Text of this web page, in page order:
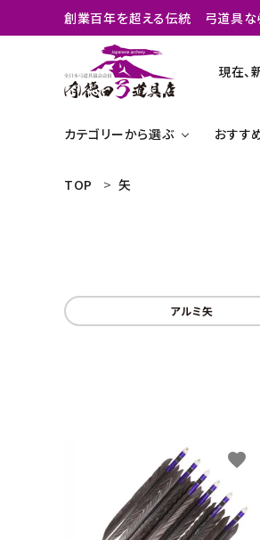
創業百年を超える伝統 弓道具な
現在、
カテゴリーから選ぶ
弓道グッズ
おすす
おすすめ
TOP 矢
アルミ矢
favorite